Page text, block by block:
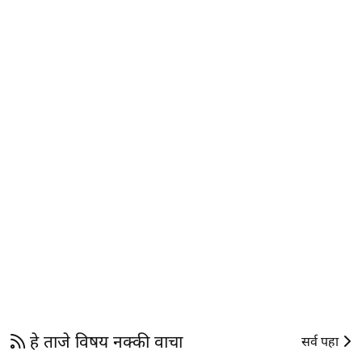
हे ताजे विषय नक्की वाचा सर्व पहा